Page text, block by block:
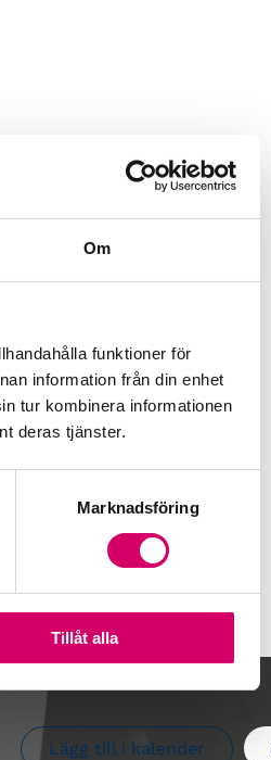
Om
funktioner för
information från din enhet
tur kombinera informationen
deras tjänster.
Marknadsföring
Tillåt alla
Lägg till i kalender